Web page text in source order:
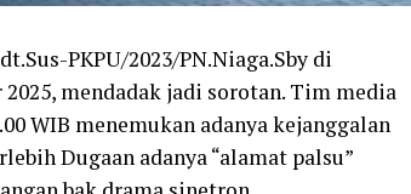
PKPU/2023/PN.Niaga.Sby di
mendadak jadi sorotan. Tim media
WIB menemukan adanya kejanggalan
Dugaan adanya “alamat palsu”